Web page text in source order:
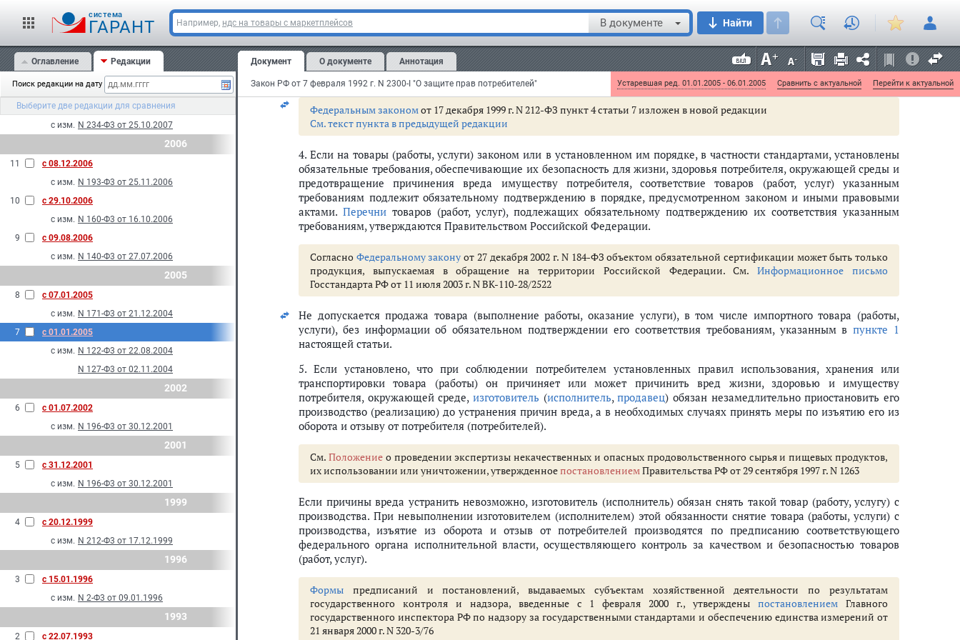
cистема
ГАРАНТ Например, ндс на товары с маркетплейсов В документе Найти
Оглавление Редакции
Поиск редакции на дату
Выберите две редакции для сравнения
с 27.11.2009
с изм. N 261-Ф3 от 23.11.2009
13
с 01.01.2009
N 160-Ф3 от 23.07.2008
12
с 12.12.2007
с изм. N 234-Ф3 от 25.10.2007
2006
11
с 08.12.2006
с изм. N 193-Ф3 от 25.11.2006
10
с 29.10.2006
с изм. N 160-Ф3 от 16.10.2006
9
с 09.08.2006
с изм. N 140-Ф3 от 27.07.2006
2005
8
с 07.01.2005
с изм. N 171-Ф3 от 21.12.2004
7
с 01.01.2005
с изм. N 122-Ф3 от 22.08.2004
N 127-Ф3 от 02.11.2004
2002
6
с 01.07.2002
с изм. N 196-Ф3 от 30.12.2001
2001
5
с 31.12.2001
с изм. N 196-Ф3 от 30.12.2001
1999
4
с 20.12.1999
с изм. N 212-Ф3 от 17.12.1999
1996
3
с 15.01.1996
с изм. N 2-Ф3 от 09.01.1996
1993
2 с 22.07.1993
Документ О документе Аннотация
Закон РФ от 7 февраля 1992 г. N 2300-I "О защите прав потребителей" Устаревшая ред. 01.01.2005 - 06.01.2005 Сравнить с актуальной Перейти к актуальной
(работы), подлежит возмещению в соответствии состатьей 14настоящего Закона.
3. Если для безопасного использования товара (работы, услуги), его хранения, транспортировки и утилизации
необходимо соблюдать специальные правила (далее - правила), изготовитель (исполнитель) обязан указать эти
правила в сопроводительной документации на товар (работу, услугу), на этикетке, маркировкой или иным способом, а
продавец (исполнитель) обязан довести эти правила до сведения потребителя.
Федеральным закономот 17 декабря 1999 г. N 212-ФЗ пункт 4 статьи 7 изложен в новой редакции
См. текст пункта в предыдущей редакции
4. Если на товары (работы, услуги) законом или в установленном им порядке, в частности стандартами, установлены
обязательные требования, обеспечивающие их безопасность для жизни, здоровья потребителя, окружающей среды и
предотвращение причинения вреда имуществу потребителя, соответствие товаров (работ, услуг) указанным
требованиям подлежит обязательному подтверждению в порядке, предусмотренном законом и иными правовыми
актами. Перечни товаров (работ, услуг), подлежащих обязательному подтверждению их соответствия указанным
требованиям, утверждаются Правительством Российской Федерации.
Согласно Федеральному закону от 27 декабря 2002 г. N 184-ФЗ объектом обязательной сертификации может быть только
продукция, выпускаемая в обращение на территории Российской Федерации. См.Информационное письмо
Госстандарта РФ от 11 июля 2003 г. N ВК-110-28/2522
Не допускается продажа товара (выполнение работы, оказание услуги), в том числе импортного товара (работы,
услуги), без информации об обязательном подтверждении его соответствия требованиям, указанным впункте 1
настоящей статьи.
5. Если установлено, что при соблюдении потребителем установленных правил использования, хранения или
транспортировки товара (работы) он причиняет или может причинить вред жизни, здоровью и имуществу
потребителя, окружающей среде, изготовитель (исполнитель,продавец) обязан незамедлительно приостановить его
производство (реализацию) до устранения причин вреда, а в необходимых случаях принять меры по изъятию его из
оборота и отзыву от потребителя (потребителей).
См. Положениео проведении экспертизы некачественных и опасных продовольственного сырья и пищевых продуктов,
их использовании или уничтожении, утвержденноепостановлениемПравительства РФ от 29 сентября 1997 г. N 1263
Если причины вреда устранить невозможно, изготовитель (исполнитель) обязан снять такой товар (работу, услугу) с
производства. При невыполнении изготовителем (исполнителем) этой обязанности снятие товара (работы, услуги) с
производства, изъятие из оборота и отзыв от потребителей производятся по предписанию соответствующего
федерального органа исполнительной власти, осуществляющего контроль за качеством и безопасностью товаров
(работ, услуг).
Формы предписаний и постановлений, выдаваемых субъектам хозяйственной деятельности по результатам
государственного контроля и надзора, введенные с 1 февраля 2000 г., утвержденыпостановлением Главного
государственного инспектора РФ по надзору за государственными стандартами и обеспечению единства измерений от
21 января 2000 г. N 320-3/76